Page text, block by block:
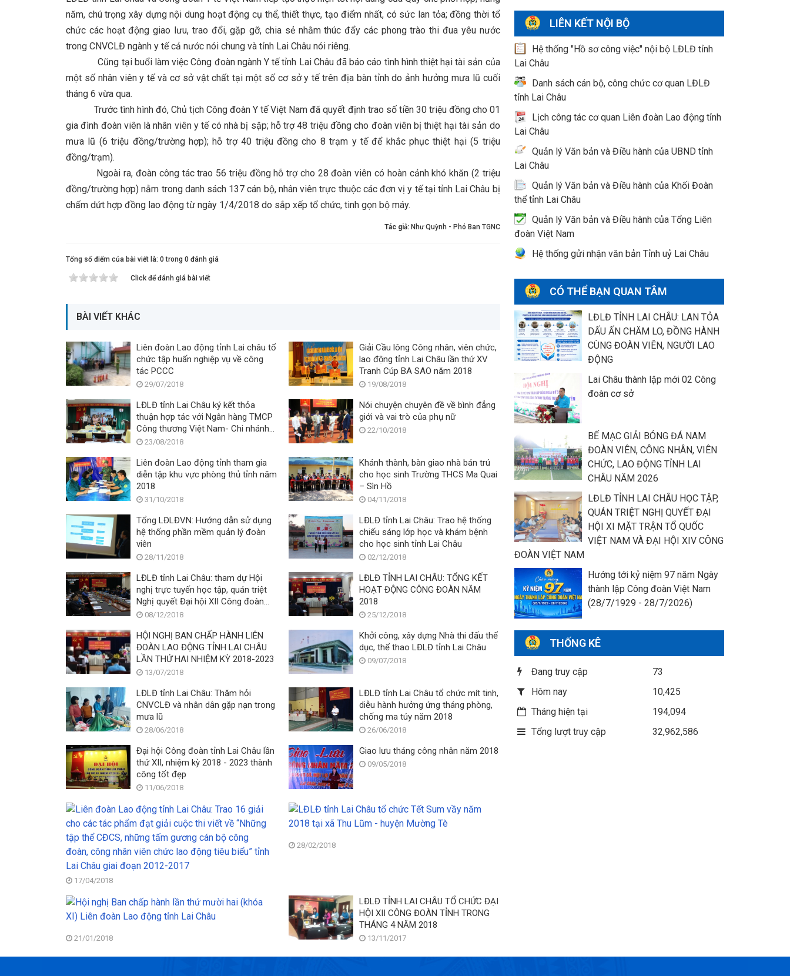
năm, chú trọng xây dựng nội dung hoạt động cụ thể, thiết thực, tạo điểm nhất, có sức lan tỏa; đồng thời tổ
chức các hoạt động giao lưu, trao đổi, gặp gỡ, chia sẻ nhằm thúc đẩy các phong trào thi đua yêu nước
trong CNVCLĐ ngành y tế cả nước nói chung và tỉnh Lai Châu nói riêng.
Cũng tại buổi làm việc Công đoàn ngành Y tế tỉnh Lai Châu đã báo cáo tình hình thiệt hại tài sản của
một số nhân viên y tế và cơ sở vật chất tại một số cơ sở y tế trên địa bàn tỉnh do ảnh hưởng mưa lũ cuối
tháng 6 vừa qua.
Trước tình hình đó, Chủ tịch Công đoàn Y tế Việt Nam đã quyết định trao số tiền 30 triệu đồng cho 01
gia đình đoàn viên là nhân viên y tế có nhà bị sập; hỗ trợ 48 triệu đồng cho đoàn viên bị thiệt hại tài sản do
mưa lũ (6 triệu đồng/trường hợp); hỗ trợ 40 triệu đồng cho 8 trạm y tế để khắc phục thiệt hại (5 triệu
đồng/trạm).
Ngoài ra, đoàn công tác trao 56 triệu đồng hỗ trợ cho 28 đoàn viên có hoàn cảnh khó khăn (2 triệu
đồng/trường hợp) nằm trong danh sách 137 cán bộ, nhân viên trực thuộc các đơn vị y tế tại tỉnh Lai Châu bị
chấm dứt hợp đồng lao động từ ngày 1/4/2018 do sắp xếp tổ chức, tinh gọn bộ máy.
Tác giả: Như Quỳnh - Phó Ban TGNC
Tổng số điểm của bài viết là: 0 trong 0 đánh giá
Click để đánh giá bài viết
BÀI VIẾT KHÁC
Liên đoàn Lao động tỉnh Lai châu tổ
chức tập huấn nghiệp vụ về công
tác PCCC
29/07/2018
Giải Cầu lông Công nhân, viên chức,
lao động tỉnh Lai Châu lần thứ XV
Tranh Cúp BA SAO năm 2018
19/08/2018
LĐLĐ tỉnh Lai Châu ký kết thỏa
thuận hợp tác với Ngân hàng TMCP
Công thương Việt Nam- Chi nhánh
Lai Châu
23/08/2018
Nói chuyện chuyên đề về bình đẳng
giới và vai trò của phụ nữ
22/10/2018
Liên đoàn Lao động tỉnh tham gia
diễn tập khu vực phòng thủ tỉnh năm
2018
31/10/2018
Khánh thành, bàn giao nhà bán trú
cho học sinh Trường THCS Ma Quai
– Sìn Hồ
04/11/2018
Tổng LĐLĐVN: Hướng dẫn sử dụng
hệ thống phần mềm quản lý đoàn
viên
28/11/2018
LĐLĐ tỉnh Lai Châu: Trao hệ thống
chiếu sáng lớp học và khám bệnh
cho học sinh tỉnh Lai Châu
02/12/2018
LĐLĐ tỉnh Lai Châu: tham dự Hội
nghị trực tuyến học tập, quán triệt
Nghị quyết Đại hội XII Công đoàn
Việt Nam
08/12/2018
LĐLĐ TỈNH LAI CHÂU: TỔNG KẾT
HOẠT ĐỘNG CÔNG ĐOÀN NĂM
2018
25/12/2018
HỘI NGHỊ BAN CHẤP HÀNH LIÊN
ĐOÀN LAO ĐỘNG TỈNH LAI CHÂU
LẦN THỨ HAI NHIỆM KỲ 2018-2023
13/07/2018
Khởi công, xây dựng Nhà thi đấu thể
dục, thể thao LĐLĐ tỉnh Lai Châu
09/07/2018
LĐLĐ tỉnh Lai Châu: Thăm hỏi
CNVCLĐ và nhân dân gặp nạn trong
mưa lũ
28/06/2018
LĐLĐ tỉnh Lai Châu tổ chức mít tinh,
diễu hành hưởng ứng tháng phòng,
chống ma túy năm 2018
26/06/2018
Đại hội Công đoàn tỉnh Lai Châu lần
thứ XII, nhiệm kỳ 2018 - 2023 thành
công tốt đẹp
11/06/2018
Giao lưu tháng công nhân năm 2018
09/05/2018
Liên
đoàn
động
giải
cho
các
17/04/2018
28/02/2018
Hội
nghị
Ban
chấp
lần
21/01/2018
LĐLĐ TỈNH LAI CHÂU TỔ CHỨC ĐẠI
HỘI XII CÔNG ĐOÀN TỈNH TRONG
THÁNG 4 NĂM 2018
13/11/2017
LIÊN KẾT NỘI BỘ
Hệ thống "Hồ sơ công việc" nội bộ LĐLĐ tỉnh
Lai Châu
Danh sách cán bộ, công chức cơ quan LĐLĐ
tỉnh Lai Châu
Lịch công tác cơ quan Liên đoàn Lao động tỉnh
Lai Châu
Quản lý Văn bản và Điều hành của UBND tỉnh
Lai Châu
Quản lý Văn bản và Điều hành của Khối Đoàn
thể tỉnh Lai Châu
Quản lý Văn bản và Điều hành của Tổng Liên
đoàn Việt Nam
Hệ thống gửi nhận văn bản Tỉnh uỷ Lai Châu
CÓ THỂ BẠN QUAN TÂM
LĐLĐ TỈNH LAI CHÂU: LAN TỎA
DẤU ẤN CHĂM LO, ĐỒNG HÀNH
CÙNG ĐOÀN VIÊN, NGƯỜI LAO
ĐỘNG
Lai Châu thành lập mới 02 Công
đoàn cơ sở
BẾ MẠC GIẢI BÓNG ĐÁ NAM
ĐOÀN VIÊN, CÔNG NHÂN, VIÊN
CHỨC, LAO ĐỘNG TỈNH LAI
CHÂU NĂM 2026
LĐLĐ TỈNH LAI CHÂU HỌC TẬP,
QUÁN TRIỆT NGHỊ QUYẾT ĐẠI
HỘI XI MẶT TRẬN TỔ QUỐC
VIỆT NAM VÀ ĐẠI HỘI XIV CÔNG
ĐOÀN VIỆT NAM
Hướng tới kỷ niệm 97 năm Ngày
thành lập Công đoàn Việt Nam
(28/7/1929 - 28/7/2026)
THỐNG KÊ
Đang truy cập
73
Hôm nay
10,425
Tháng hiện tại
194,094
Tổng lượt truy cập
32,962,586